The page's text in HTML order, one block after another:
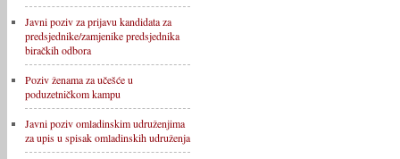
Javni poziv za prijavu kandidata za
predsjednike/zamjenike predsjednika
biračkih odbora
Poziv ženama za učešće u
poduzetničkom kampu
Javni poziv omladinskim udruženjima
za upis u spisak omladinskih udruženja